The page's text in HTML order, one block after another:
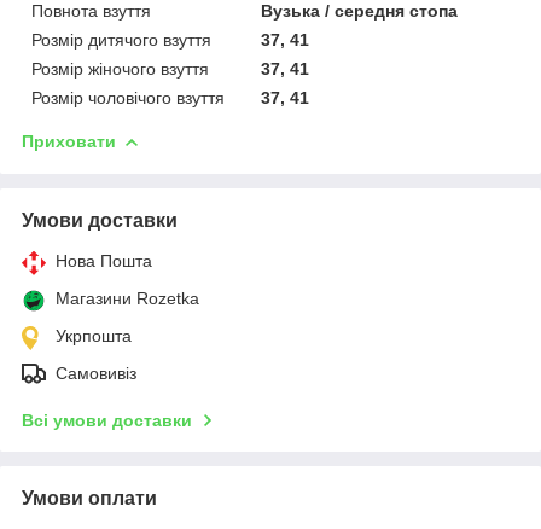
Повнота взуття
Вузька / середня стопа
Розмір дитячого взуття
37, 41
Розмір жіночого взуття
37, 41
Розмір чоловічого взуття
37, 41
Приховати
Умови доставки
Нова Пошта
Магазини Rozetka
Укрпошта
Самовивіз
Всі умови доставки
Умови оплати